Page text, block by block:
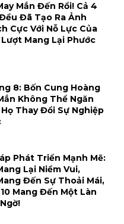
Mắn Đến Rồi! Cả 4
Đã Tạo Ra Ảnh
Cực Với Nỗ Lực Của
Mang Lại Phước
8: Bốn Cung Hoàng
Không Thể Ngăn
Họ Thay Đổi Sự Nghiệp
Phát Triển Mạnh Mẽ:
Lại Niềm Vui,
Đến Sự Thoải Mái,
Mang Đến Một Làn